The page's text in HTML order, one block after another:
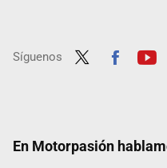
Síguenos
En Motorpasión